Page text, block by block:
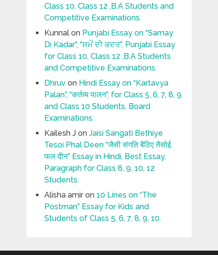
Class 10, Class 12 ,B.A Students and
Competitive Examinations.
Kunnalon Punjabi Essay on “Samay
Di Kadar”, “ਸਮੇਂ ਦੀ ਕਦਰ”, Punjabi Essay
for Class 10, Class 12 ,B.A Students
and Competitive Examinations.
Dhruvon Hindi Essay on “Kartavya
Palan”, “कर्तव्य पालन”, for Class 5, 6, 7, 8, 9
and Class 10 Students, Board
Examinations.
Kailesh Jon Jaisi Sangati Bethiye
Tesoi Phal Deen “जैसी संगति बैठिए तैसोई
फल दीन” Essay in Hindi, Best Essay,
Paragraph for Class 8, 9, 10, 12
Students.
Alisha amiron 10 Lines on “The
Postman” Essay for Kids and
Students of Class 5, 6, 7, 8, 9, 10.